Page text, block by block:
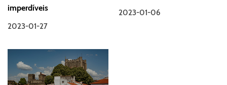
imperdíveis
2023-01-27
2023-01-06